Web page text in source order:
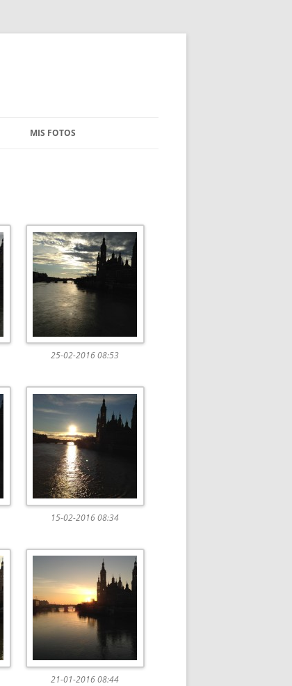
MIS FOTOS
25-02-2016 08:53
15-02-2016 08:34
21-01-2016 08:44